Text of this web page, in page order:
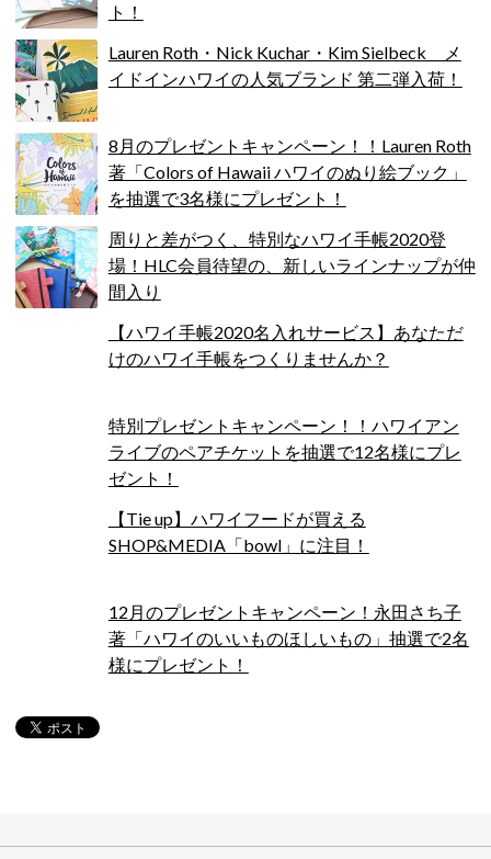
ト！
Lauren Roth・Nick Kuchar・Kim Sielbeck メ
イドインハワイの人気ブランド 第二弾入荷！
8月のプレゼントキャンペーン！！Lauren Roth
著「Colors of Hawaii ハワイのぬり絵ブック」
を抽選で3名様にプレゼント！
周りと差がつく、特別なハワイ手帳2020登
場！HLC会員待望の、新しいラインナップが仲
間入り
【ハワイ手帳2020名入れサービス】あなただ
けのハワイ手帳をつくりませんか？
特別プレゼントキャンペーン！！ハワイアン
ライブのペアチケットを抽選で12名様にプレ
ゼント！
【Tie up】ハワイフードが買える
SHOP&MEDIA「bowl」に注目！
12月のプレゼントキャンペーン！永田さち子
著「ハワイのいいものほしいもの」抽選で2名
様にプレゼント！